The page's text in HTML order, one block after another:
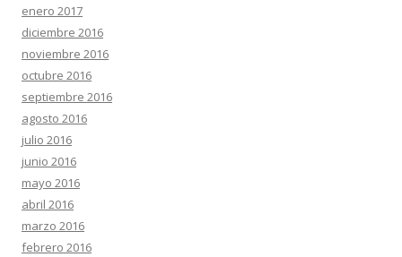
enero 2017
diciembre 2016
noviembre 2016
octubre 2016
septiembre 2016
agosto 2016
julio 2016
junio 2016
mayo 2016
abril 2016
marzo 2016
febrero 2016